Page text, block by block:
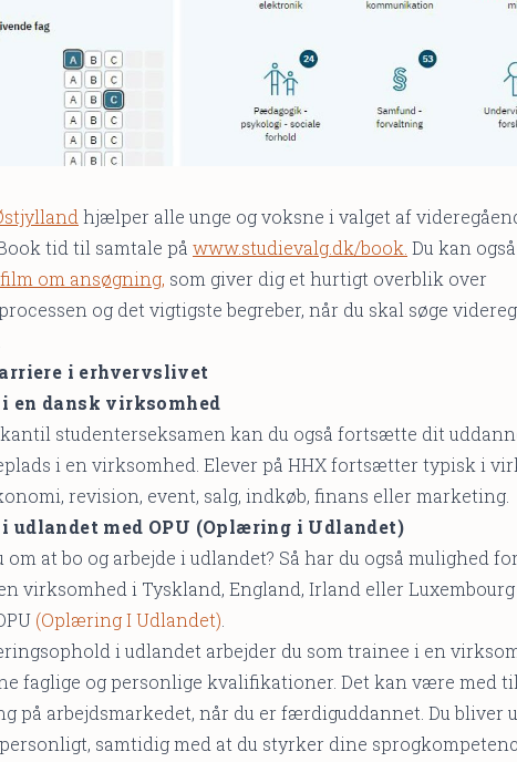
hjælper alle unge og voksne i valget af
tid til samtale på www.studievalg.dk/book. Du kan
om ansøgning, som giver dig et hurtigt overblik over
og det vigtigste begreber, når du skal søge
i erhvervslivet
en dansk virksomhed
studenterseksamen kan du også fortsætte dit
i en virksomhed. Elever på HHX fortsætter typisk i
revision, event, salg, indkøb, finans eller marketing.
udlandet med OPU (Oplæring i Udlandet)
om at bo og arbejde i udlandet? Så har du også mulighed
virksomhed i Tyskland, England, Irland eller
(Oplæring I Udlandet).
i udlandet arbejder du som trainee i en
faglige og personlige kvalifikationer. Det kan være med
på arbejdsmarkedet, når du er færdiguddannet. Du bliver
samtidig med at du styrker dine